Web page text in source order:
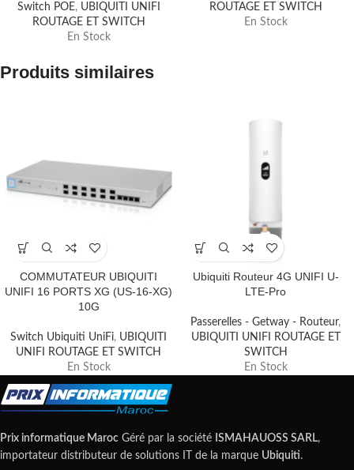
Switch POE, UBIQUITI UNIFI
ROUTAGE ET SWITCH
En Stock
ROUTAGE ET SWITCH
En Stock
Produits similaires
COMMUTATEUR UBIQUITI
UNIFI 16 PORTS XG (US-16-XG)
10G
Switch Ubiquiti UniFi, UBIQUITI
UNIFI ROUTAGE ET SWITCH
En Stock
Ubiquiti Routeur 4G UNIFI U-
LTE-Pro
Passerelles - Getway - Routeur,
UBIQUITI UNIFI ROUTAGE ET
SWITCH
En Stock
Prix informatique Maroc Géré par la société ISMAHAUOSS SARL,
importateur distributeur de solutions IT de la marque Ubiquiti.